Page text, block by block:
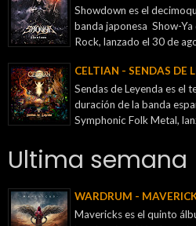
Showdown es el
banda japonesa Show-
Rock, lanzado el 30 de
CELTIAN - SENDAS DE
Sendas de Leyenda es el
duración de la banda
Symphonic Folk Metal,
Ultima semana
WARDRUM -
Mavericks es el quinto